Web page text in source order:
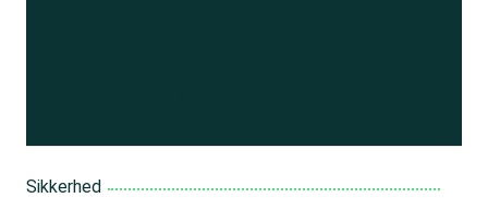
Sikkerhed